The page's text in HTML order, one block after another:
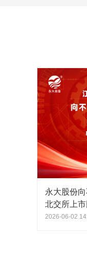
永大股份
北交所上
2026-06-02